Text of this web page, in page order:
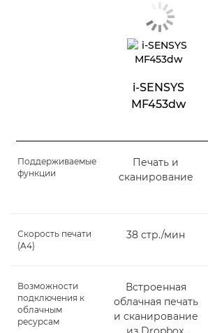
i-SENSYS
MF453dw
Поддерживаемые
функции
Печать и
сканирование
Скорость печати
(A4)
38 стр./мин
Возможности
подключения к
облачным
ресурсам
Встроенная
облачная печать
и сканирование